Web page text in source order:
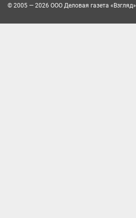
© 2005 — 2026 ООО Деловая газета «Взгляд»